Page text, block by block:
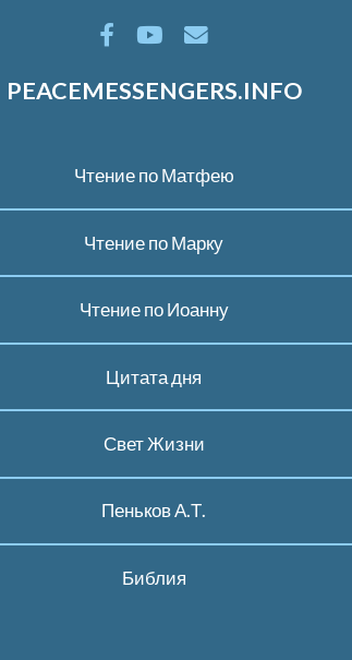
PEACEMESSENGERS.INFO
Чтение по Матфею
Чтение по Марку
Чтение по Иоанну
Цитата дня
Свет Жизни
Пеньков А.Т.
Библия